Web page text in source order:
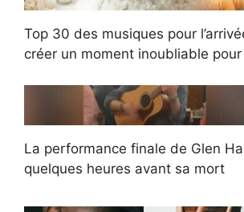
Top 30 des musiques pour
créer un moment inoubliable
La performance finale de Glen
quelques heures avant sa mort